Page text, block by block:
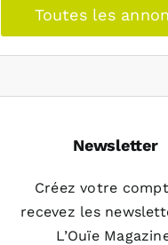
Toutes les
Newsletter
Créez votre
recevez les
L’Ouïe